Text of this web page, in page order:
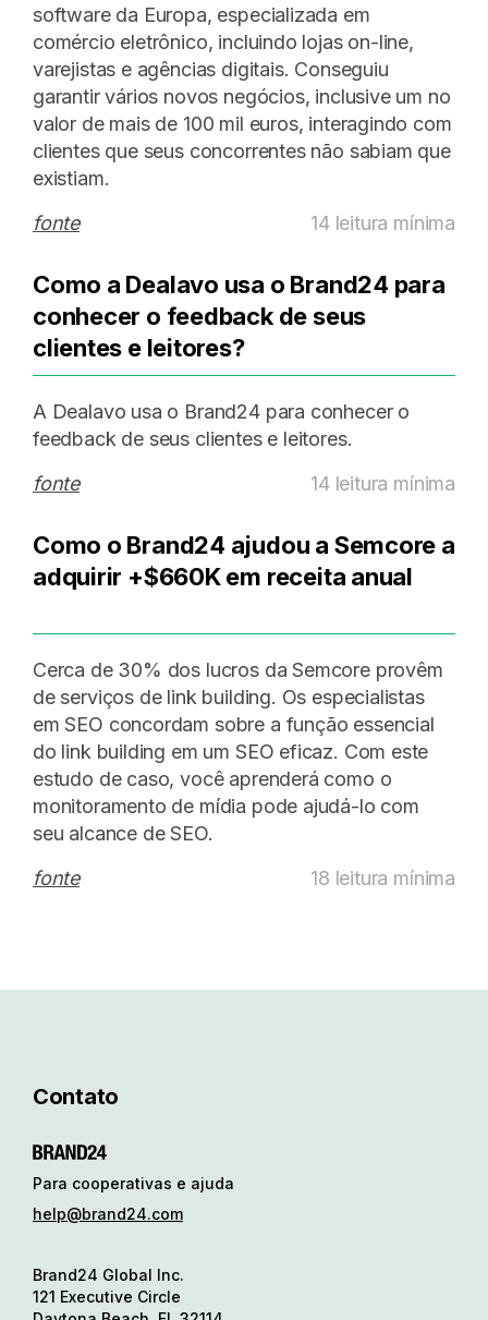
software da Europa, especializada em
comércio eletrônico, incluindo lojas on-line,
varejistas e agências digitais. Conseguiu
garantir vários novos negócios, inclusive um no
valor de mais de 100 mil euros, interagindo com
clientes que seus concorrentes não sabiam que
existiam.
fonte
14 leitura mínima
Como a Dealavo usa o Brand24 para
conhecer o feedback de seus
clientes e leitores?
A Dealavo usa o Brand24 para conhecer o
feedback de seus clientes e leitores.
fonte
14 leitura mínima
Como o Brand24 ajudou a Semcore a
adquirir +$660K em receita anual
Cerca de 30% dos lucros da Semcore provêm
de serviços de link building. Os especialistas
em SEO concordam sobre a função essencial
do link building em um SEO eficaz. Com este
estudo de caso, você aprenderá como o
monitoramento de mídia pode ajudá-lo com
seu alcance de SEO.
fonte
18 leitura mínima
Contato
Para cooperativas e ajuda
help@brand24.com
Brand24 Global Inc.
121 Executive Circle